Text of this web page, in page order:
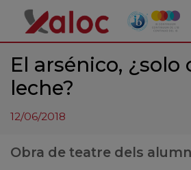
El arsénico, ¿solo
leche?
12/06/2018
Obra de teatre dels